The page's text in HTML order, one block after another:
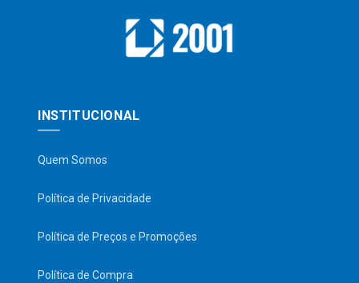
INSTITUCIONAL
Quem Somos
Política de Privacidade
Política de Preços e Promoções
Política de Compra